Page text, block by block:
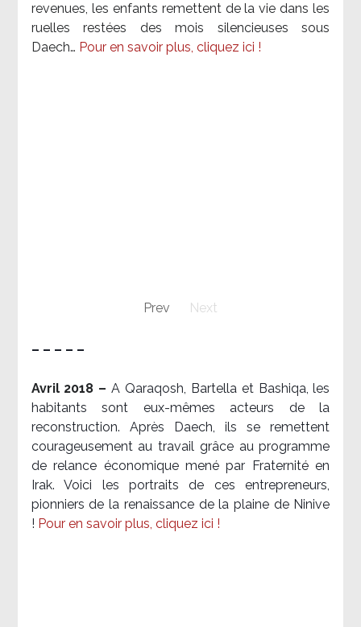
revenues, les enfants remettent de la vie dans les
ruelles restées des mois silencieuses sous
Daech… Pour en savoir plus, cliquez ici !
Prev Next
– – – – –
Avril 2018 –A Qaraqosh, Bartella et Bashiqa, les
habitants sont eux-mêmes acteurs de la
reconstruction. Après Daech, ils se remettent
courageusement au travail grâce au programme
de relance économique mené par Fraternité en
Irak. Voici les portraits de ces entrepreneurs,
pionniers de la renaissance de la plaine de Ninive
! Pour en savoir plus, cliquez ici !